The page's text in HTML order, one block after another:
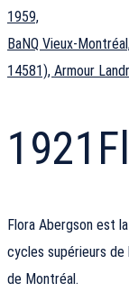
BaNQ Vieux-
14581), Armour
1921
Flora Abergson est
cycles supérieurs de
de Montréal.